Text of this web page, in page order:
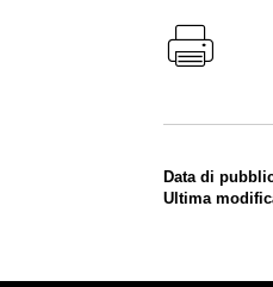
Data di
Ultima